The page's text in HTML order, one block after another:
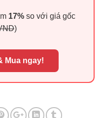
17% so với giá gốc
)
Mua ngay!